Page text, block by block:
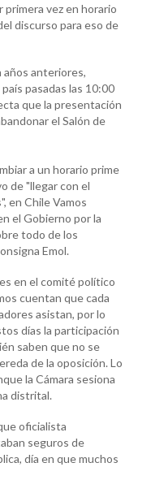
primera vez en horario
discurso para eso de
años anteriores,
pasadas las 10:00
que la presentación
el Salón de
a un horario prime
de "llegar con el
en Chile Vamos
el Gobierno por la
todo de los
Emol.
en el comité político
cuentan que cada
asistan, por lo
días la participación
saben que no se
de la oposición. Lo
la Cámara sesiona
distrital.
oficialista
seguros de
día en que muchos